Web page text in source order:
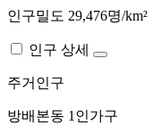
인구밀도 29,476명/km²
인구 상세
주거인구
방배본동 1인가구